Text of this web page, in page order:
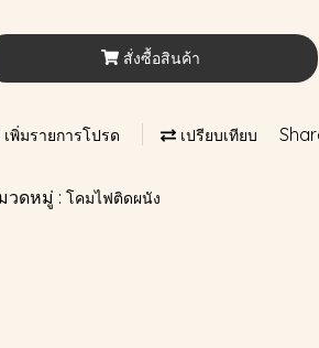
สั่งซื้อสินค้า
เพิ่มรายการโปรด เปรียบเทียบ
วดหมู่ : โคมไฟติดผนัง